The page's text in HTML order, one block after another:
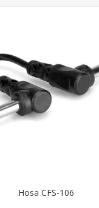
Hosa CFS-106